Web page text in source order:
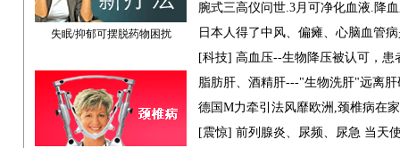
失眠/抑郁可摆脱药物困扰
腕式三高仪问世.3月可净化血液.降
日本人得了中风、偏瘫、心脑血管
[科技] 高血压--生物降压被认可，患
脂肪肝、酒精肝---"生物洗肝"远离肝
德国M力牵引法风靡欧洲,颈椎病在
[震惊] 前列腺炎、尿频、尿急 当天